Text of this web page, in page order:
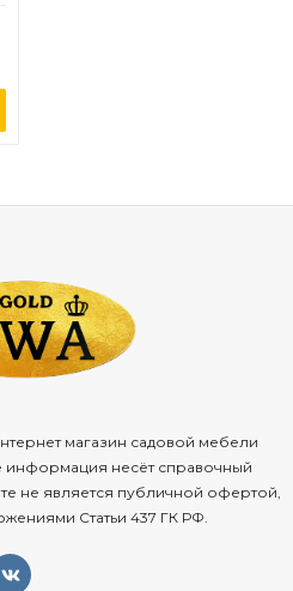
магазин садовой мебели
информация несёт справочный
не является публичной офертой,
Статьи 437 ГК РФ.